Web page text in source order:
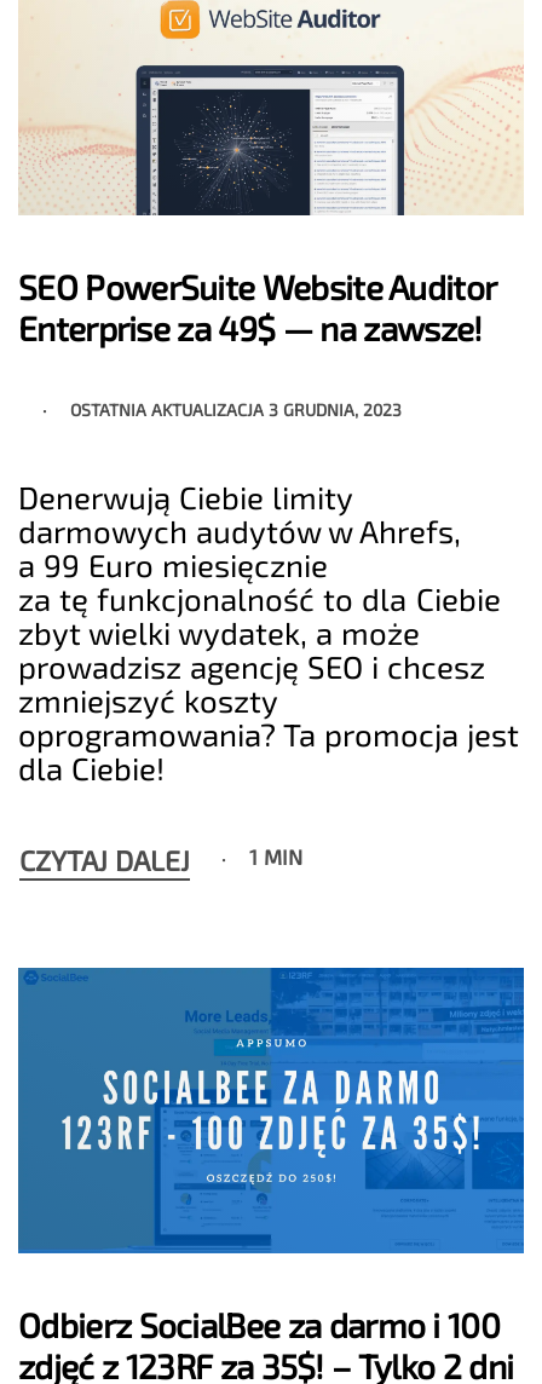
SEO PowerSuite Website Auditor
Enterprise za 49$ — na zawsze!
OSTATNIA AKTUALIZACJA 3 GRUDNIA, 2023
Denerwują Ciebie limity
darmowych audytów w Ahrefs,
a 99 Euro miesięcznie
za tę funkcjonalność to dla Ciebie
zbyt wielki wydatek, a może
prowadzisz agencję SEO i chcesz
zmniejszyć koszty
oprogramowania? Ta promocja jest
dla Ciebie!
CZYTAJ DALEJ 1 MIN
Odbierz SocialBee za darmo i 100
zdjęć z 123RF za 35$! – Tylko 2 dni